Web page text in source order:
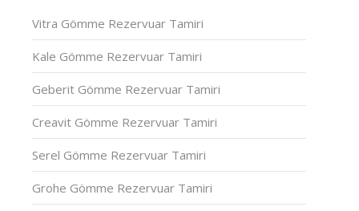
Vitra Gömme Rezervuar Tamiri
Kale Gömme Rezervuar Tamiri
Geberit Gömme Rezervuar Tamiri
Creavit Gömme Rezervuar Tamiri
Serel Gömme Rezervuar Tamiri
Grohe Gömme Rezervuar Tamiri